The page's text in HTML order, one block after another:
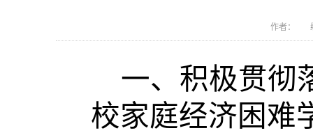
作者：
一、积极贯彻
校家庭经济困难